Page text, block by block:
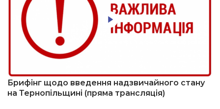
Брифінг щодо введення надзвичайного стану
на Тернопільщині (пряма трансляція)